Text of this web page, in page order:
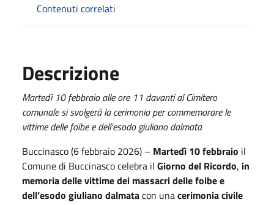
Contenuti correlati
Descrizione
Martedì 10 febbraio alle ore 11 davanti al Cimitero
comunale si svolgerà la cerimonia per commemorare le
vittime delle foibe e dell’esodo giuliano dalmata
Buccinasco (6 febbraio 2026) – Martedì 10 febbraio il
Comune di Buccinasco celebra il Giorno del Ricordo, in
memoria delle vittime dei massacri delle foibe e
dell’esodo giuliano dalmatacon unacerimonia civile